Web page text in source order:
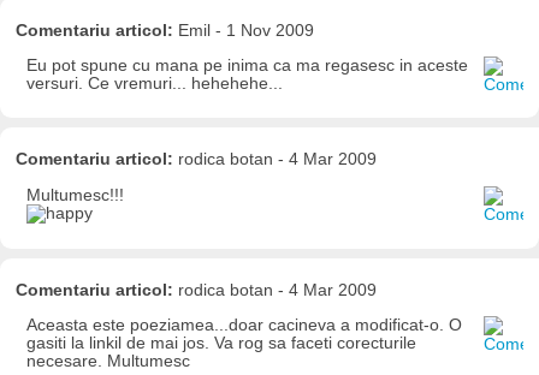
Comentariu articol: Emil - 1 Nov 2009
Eu pot spune cu mana pe inima ca ma regasesc in aceste
versuri. Ce vremuri... hehehehe...
Comentariu articol: rodica botan - 4 Mar 2009
Multumesc!!!
Comentariu articol: rodica botan - 4 Mar 2009
Aceasta este poeziamea...doar cacineva a modificat-o. O
gasiti la linkil de mai jos. Va rog sa faceti corecturile
necesare. Multumesc